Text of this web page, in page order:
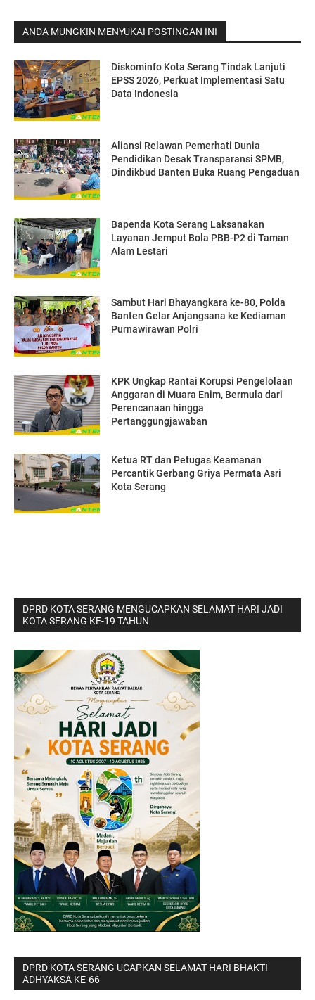
ANDA MUNGKIN MENYUKAI POSTINGAN INI
Diskominfo Kota Serang Tindak Lanjuti
EPSS 2026, Perkuat Implementasi Satu
Data Indonesia
Aliansi Relawan Pemerhati Dunia
Pendidikan Desak Transparansi SPMB,
Dindikbud Banten Buka Ruang Pengaduan
Bapenda Kota Serang Laksanakan
Layanan Jemput Bola PBB-P2 di Taman
Alam Lestari
Sambut Hari Bhayangkara ke-80, Polda
Banten Gelar Anjangsana ke Kediaman
Purnawirawan Polri
KPK Ungkap Rantai Korupsi Pengelolaan
Anggaran di Muara Enim, Bermula dari
Perencanaan hingga
Pertanggungjawaban
Ketua RT dan Petugas Keamanan
Percantik Gerbang Griya Permata Asri
Kota Serang
DPRD KOTA SERANG MENGUCAPKAN SELAMAT HARI JADI
KOTA SERANG KE-19 TAHUN
DPRD KOTA SERANG UCAPKAN SELAMAT HARI BHAKTI
ADHYAKSA KE-66